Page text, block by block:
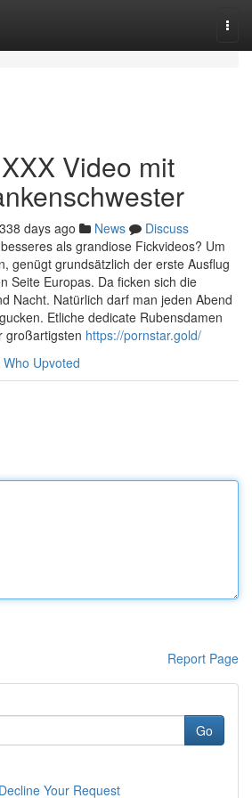
Video mit
338 days ago News
Discuss
als grandiose Fickvideos? Um
genügt grundsätzlich der erste Ausflug
Seite Europas. Da ficken sich die
Nacht. Natürlich darf man jeden Abend
Etliche dedicate Rubensdamen
großartigsten https://pornstar.gold/
Who Upvoted
Report Page
Go
Your Request